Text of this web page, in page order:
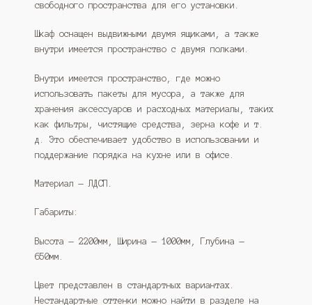
свободного пространства для его установки.
Шкаф оснащен выдвижными двумя ящиками, а также
внутри имеется пространство с двумя полками.
Внутри имеется пространство, где можно
использовать пакеты для мусора, а также для
хранения аксессуаров и расходных материалы, таких
как фильтры, чистящие средства, зерна кофе и т.
д. Это обеспечивает удобство в использовании и
поддержание порядка на кухне или в офисе.
Материал — ЛДСП.
Габариты:
Высота — 2200мм, Ширина — 1000мм, Глубина —
650мм.
Цвет представлен в стандартных вариантах.
Нестандартные оттенки можно найти в разделе на